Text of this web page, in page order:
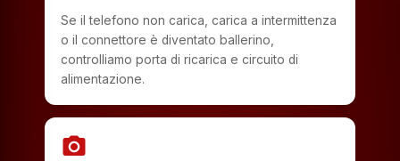
Se il telefono non carica, carica a intermittenza
o il connettore è diventato ballerino,
controlliamo porta di ricarica e circuito di
alimentazione.
photo_camera